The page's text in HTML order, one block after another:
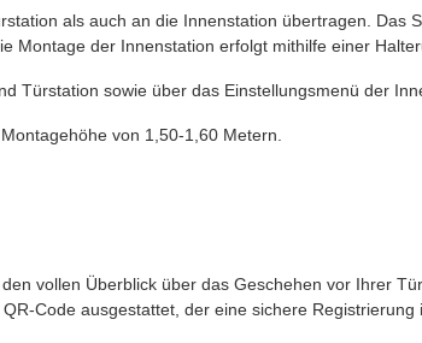
als auch an die Innenstation übertragen.
der Innenstation erfolgt mithilfe einer
Türstation sowie über das Einstellungsmenü der
von 1,50-1,60 Metern.
vollen Überblick über das Geschehen vor Ihrer
Code ausgestattet, der eine sichere Registrierung